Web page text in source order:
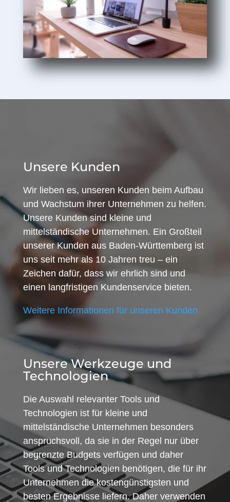
Unsere Kunden
Wir lieben es, unseren Kunden beim Aufbau
und Wachstum ihrer Unternehmen zu helfen.
Unsere Kunden sind kleine und
mittelständische Unternehmen. Ein Großteil
unserer Kunden aus Baden-Württemberg ist
uns seit mehr als 10 Jahren treu – ein
Zeichen dafür, dass wir ehrlich sind und
einen langfristigen Kundenservice bieten.
Weitere Informationen für unseren Kunden
Unsere Werkzeuge und
Technologien
Die Auswahl relevanter Tools und
Technologien ist für kleine und
mittelständische Unternehmen besonders
anspruchsvoll, da sie in der Regel nur über
begrenzte Budgets verfügen und daher
Tools und Technologien benötigen, die für ihr
Unternehmen die kostengünstigsten und
besten Ergebnisse liefern. Daher verwenden